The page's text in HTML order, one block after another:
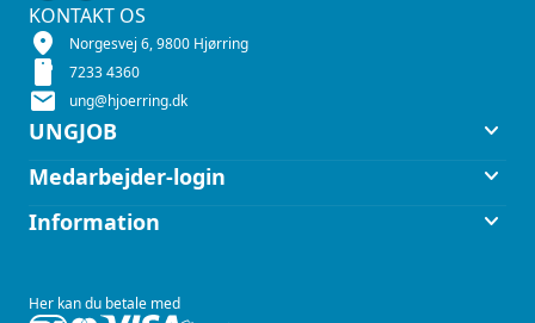
KONTAKT OS
location_on Norgesvej 6, 9800 Hjørring
smartphone 7233 4360
mail ung@hjoerring.dk
UNGJOB keyboard_arrow_down
Medarbejder-login keyboard_arrow_down
Information keyboard_arrow_down
Her kan du betale med